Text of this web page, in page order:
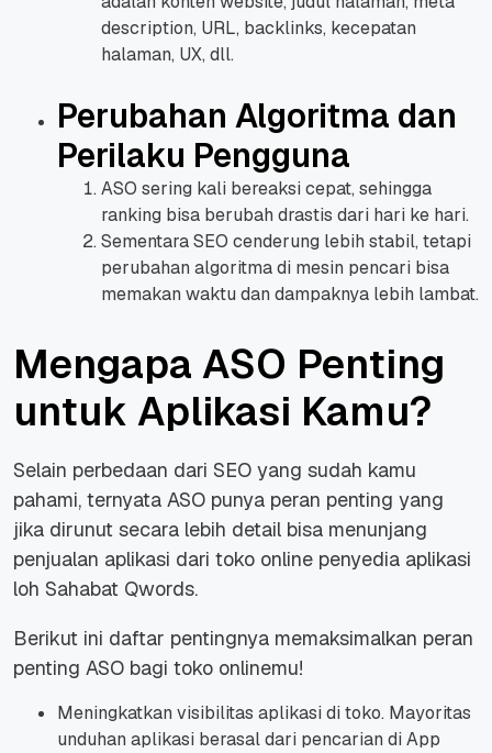
description, URL, backlinks, kecepatan
halaman, UX, dll.
Perubahan Algoritma dan
Perilaku Pengguna
ASO sering kali bereaksi cepat, sehingga
ranking bisa berubah drastis dari hari ke hari.
Sementara SEO cenderung lebih stabil, tetapi
perubahan algoritma di mesin pencari bisa
memakan waktu dan dampaknya lebih lambat.
Mengapa ASO Penting
untuk Aplikasi Kamu?
Selain perbedaan dari SEO yang sudah kamu
pahami, ternyata ASO punya peran penting yang
jika dirunut secara lebih detail bisa menunjang
penjualan aplikasi dari toko online penyedia aplikasi
loh Sahabat Qwords.
Berikut ini daftar pentingnya memaksimalkan peran
penting ASO bagi toko onlinemu!
Meningkatkan visibilitas aplikasi di toko. Mayoritas
unduhan aplikasi berasal dari pencarian di App